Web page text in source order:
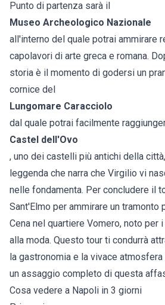
Punto di partenza sarà il
Museo Archeologico Nazionale
all'interno del quale potrai ammirare
capolavori di arte greca e romana.
storia è il momento di godersi un
cornice del
Lungomare Caracciolo
dal quale potrai facilmente
Castel dell'Ovo
, uno dei castelli più antichi della
leggenda che narra che Virgilio vi
nelle fondamenta. Per concludere il
Sant'Elmo per ammirare un tramonto
Cena nel quartiere Vomero, noto per
alla moda. Questo tour ti condurrà
la gastronomia e la vivace
un assaggio completo di questa
Cosa vedere a Napoli in 3 giorni